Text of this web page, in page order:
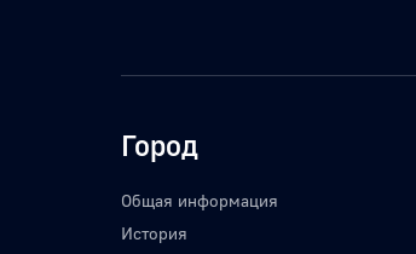
Город
Общая информация
История